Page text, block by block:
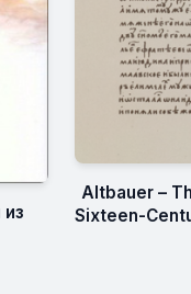
Altbauer –
Sixteen-